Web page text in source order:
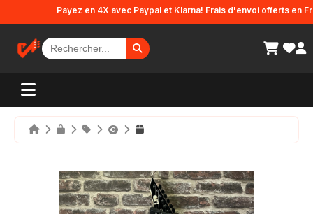
Payez en 4X avec Paypal et Klarna! Frais d'envoi offerts en
Panneau de gestion des cookies